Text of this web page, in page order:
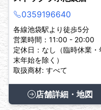
0359196640
各線池袋駅より徒歩5分
営業時間：11:00 - 20:00
定休日：なし（臨時休業・
末年始を除く）
取扱商材: すべて
店舗詳細・地図